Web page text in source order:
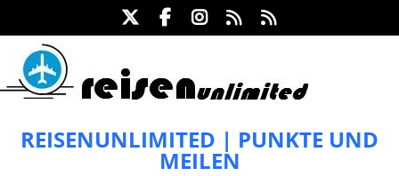
REISENUNLIMITED | PUNKTE UND
MEILEN